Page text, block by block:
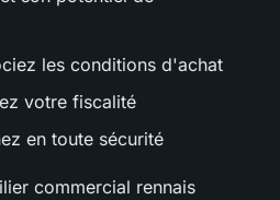
les conditions d'achat
votre fiscalité
en toute sécurité
commercial rennais